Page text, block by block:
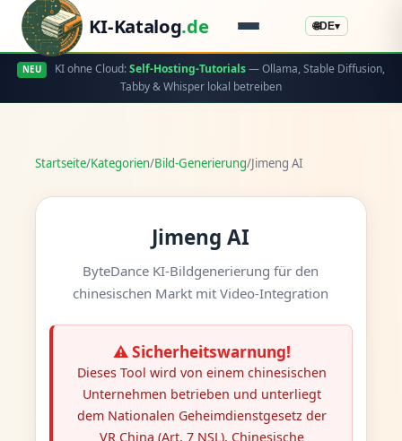
KI-Katalog.de 🌐DE▾
NEU KI ohne Cloud:Self-Hosting-Tutorials— Ollama, Stable Diffusion,
Tabby & Whisper lokal betreiben
Startseite/Kategorien/Bild-Generierung/Jimeng AI
Jimeng AI
ByteDance KI-Bildgenerierung für den
chinesischen Markt mit Video-Integration
⚠️ Sicherheitswarnung!
Dieses Tool wird von einem chinesischen
Unternehmen betrieben und unterliegt
dem Nationalen Geheimdienstgesetz der
VR China (Art. 7 NSL). Chinesische